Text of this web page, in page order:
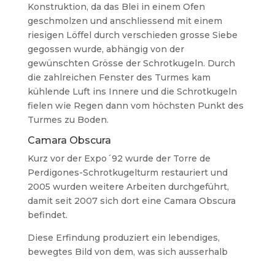
Konstruktion, da das Blei in einem Ofen
geschmolzen und anschliessend mit einem
riesigen Löffel durch verschieden grosse Siebe
gegossen wurde, abhängig von der
gewünschten Grösse der Schrotkugeln. Durch
die zahlreichen Fenster des Turmes kam
kühlende Luft ins Innere und die Schrotkugeln
fielen wie Regen dann vom höchsten Punkt des
Turmes zu Boden.
Camara Obscura
Kurz vor der Expo´92 wurde der Torre de
Perdigones-Schrotkugelturm restauriert und
2005 wurden weitere Arbeiten durchgeführt,
damit seit 2007 sich dort eine Camara Obscura
befindet.
Diese Erfindung produziert ein lebendiges,
bewegtes Bild von dem, was sich ausserhalb